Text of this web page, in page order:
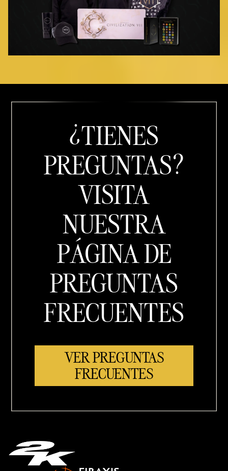
¿TIENES
PREGUNTAS?
VISITA
NUESTRA
PÁGINA DE
PREGUNTAS
FRECUENTES
VER PREGUNTAS
FRECUENTES